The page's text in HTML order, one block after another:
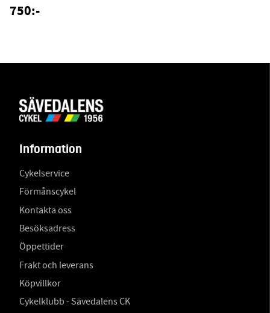
750:-
Information
Cykelservice
Förmånscykel
Kontakta oss
Besöksadress
Öppettider
Frakt och leverans
Köpvillkor
Cykelklubb - Sävedalens CK